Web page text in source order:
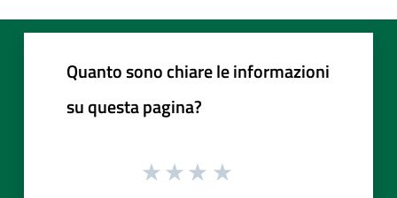
Quanto sono chiare le informazioni
su questa pagina?